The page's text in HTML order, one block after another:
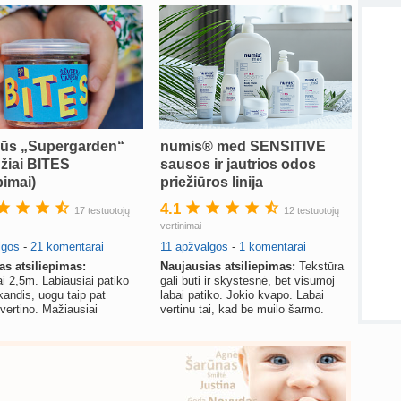
„Supergarden“
BITES
17 testuotojų
-21 komentarai
atsiliepimas:
2,5m. Labiausiai patiko
uogu taip pat
Mažiausiai
numis® med SENSITIVE
sausos ir jautrios odos
priežiūros linija
4.1
12 testuotojų
vertinimai
11 apžvalgos - 1 komentarai
Naujausias atsiliepimas: Tekstūra
gali būti ir skystesnė, bet visumoj
labai patiko. Jokio kvapo. Labai
vertinu tai, kad be muilo šarmo.